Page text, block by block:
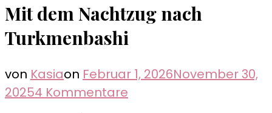
Mit dem Nachtzug nach
Turkmenbashi
von Kasiaon Februar 1, 2026November 30,
20254 Kommentare